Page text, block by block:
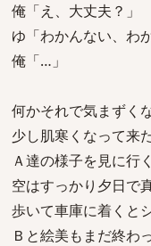
俺「え、大丈夫？」
ゆ「わかんない、わ
俺「…」
何かそれで気まずく
少し肌寒くなって来
Ａ達の様子を見に行
空はすっかり夕日で
歩いて車庫に着くと
Ｂと絵美もまだ終わ